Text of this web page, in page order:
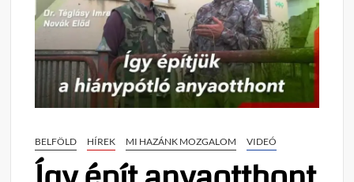
BELFÖLD HÍREK MI HAZÁNK MOZGALOM VIDEÓ